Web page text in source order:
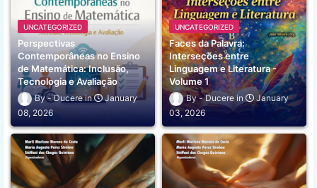
UNCATEGORIZED
Perspectivas
Contemporâneas no Ensino
de Matemática: Inclusão,
Tecnologia e Avaliação
Ducere
January
08, 2026
UNCATEGORIZED
Faces da Palavra:
Interseções entre
Linguagem e Literatura -
Volume 1
Ducere
January
03, 2026